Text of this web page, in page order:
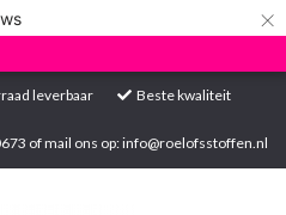
×
leverbaar
Beste kwaliteit
of mail ons op:info@roelofsstoffen.nl